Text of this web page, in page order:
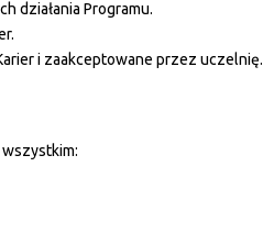
działania Programu.
i zaakceptowane przez uczelnię.